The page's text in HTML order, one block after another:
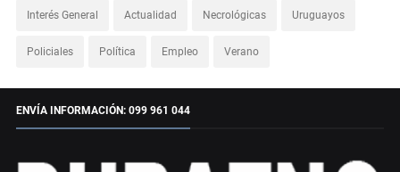
Interés General Actualidad Necrológicas Uruguayos
Policiales Política Empleo Verano
ENVÍA INFORMACIÓN: 099 961 044